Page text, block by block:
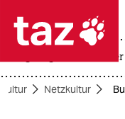

usa
Kultur Netzkultur